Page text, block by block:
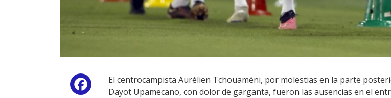
Facebook
El centrocampista Aurélien Tchouaméni, por molestias en la parte
Dayot Upamecano, con dolor de garganta, fueron las ausencias en el